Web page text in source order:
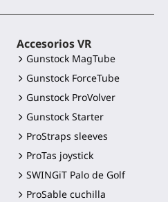
Accesorios VR
Gunstock MagTube
Gunstock ForceTube
Gunstock ProVolver
Gunstock Starter
ProStraps sleeves
ProTas joystick
SWINGiT Palo de Golf
ProSable cuchilla